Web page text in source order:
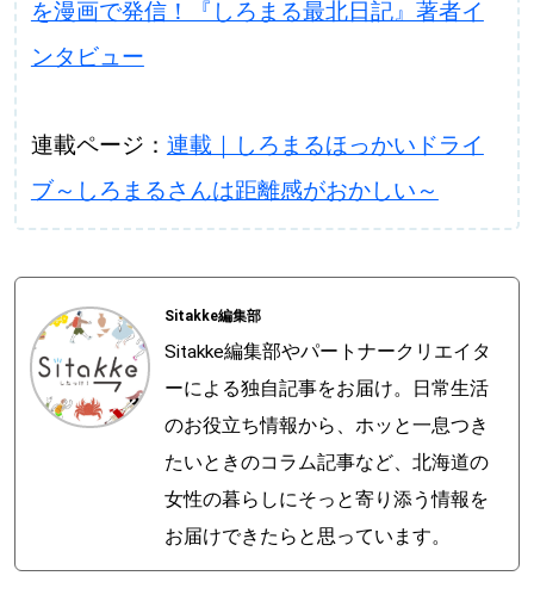
を漫画で発信！『しろまる最北日記』著者イ
ンタビュー
連載ページ： 連載｜しろまるほっかいドライ
ブ～しろまるさんは距離感がおかしい～
Sitakke編集部
Sitakke編集部やパートナークリエイタ
ーによる独自記事をお届け。日常生活
のお役立ち情報から、ホッと一息つき
たいときのコラム記事など、北海道の
女性の暮らしにそっと寄り添う情報を
お届けできたらと思っています。